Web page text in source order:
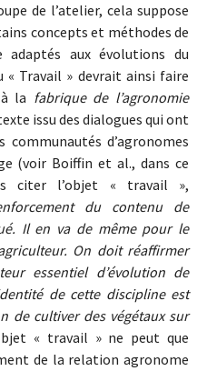
de l’atelier, cela suppose
concepts et méthodes de
adaptés aux évolutions du
« Travail » devrait ainsi faire
la fabrique de l’agronomie
issu des dialogues qui ont
d’agronomes
(voir Boiffin et al., dans ce
citer l’objet « travail »,
du contenu de
Il en va de même pour le
On doit réaffirmer
essentiel d’évolution de
de cette discipline est
de cultiver des végétaux sur
« travail » ne peut que
de la relation agronome